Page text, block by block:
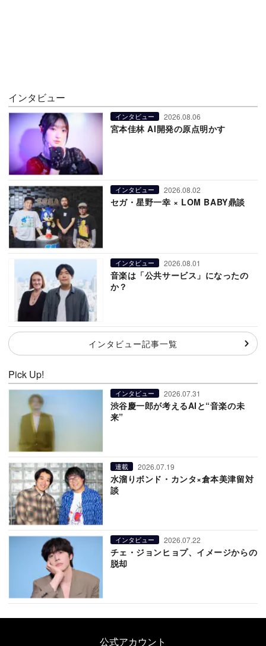
インタビュー
インタビュー 2026.08.06
宮本佳林 AI開発の原点明かす
インタビュー 2026.08.02
セガ・星野一幸 × LOM BABY鼎談
インタビュー 2026.08.01
音楽は「公共サービス」になったの
か？
インタビュー記事一覧
Pick Up!
インタビュー 2026.07.31
渋谷慶一郎が考えるAIと“音楽の未
来”
連載 2026.07.19
水溜りボンド・カンタ×倉本美津留対
談
インタビュー 2026.07.22
チェ・ジョンヒョプ、イメージからの
脱却
公式アカウント